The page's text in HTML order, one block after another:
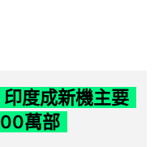
度成新機主要
萬部